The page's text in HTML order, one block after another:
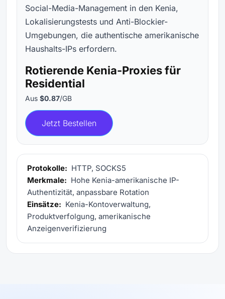
Social-Media-Management in den Kenia,
Lokalisierungstests und Anti-Blockier-
Umgebungen, die authentische amerikanische
Haushalts-IPs erfordern.
Rotierende Kenia-Proxies für
Residential
Aus $0.87/GB
Jetzt Bestellen
Protokolle: HTTP, SOCKS5
Merkmale: Hohe Kenia-amerikanische IP-
Authentizität, anpassbare Rotation
Einsätze: Kenia-Kontoverwaltung,
Produktverfolgung, amerikanische
Anzeigenverifizierung